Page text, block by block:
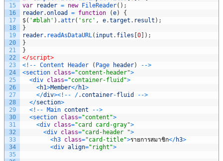
15
16
17
18
19
20
21
22
23
24
25
26
27
28
29
30
31
32
33
34
35
var
reader = new FileReader( ) ;
reader.onload = function (e)
{
$( '#blah' ) .attr( 'src' , e.target . result ) ;
}
reader. readAsDataURL( input . files [0] ) ;
}
}
</script>
< ! -- Content Header ( Page header) -->
<section class="content-header">
<div class="container-fluid">
<h1>Member</h1>
</div>< ! -- /. container-fluid -->
</section>
< ! -- Main content -->
<section class="content">
<div class="card card-gray">
<div class="card-header ">
<h3 class="card-title">รายการสมาชิก</h3>
<div align="right">